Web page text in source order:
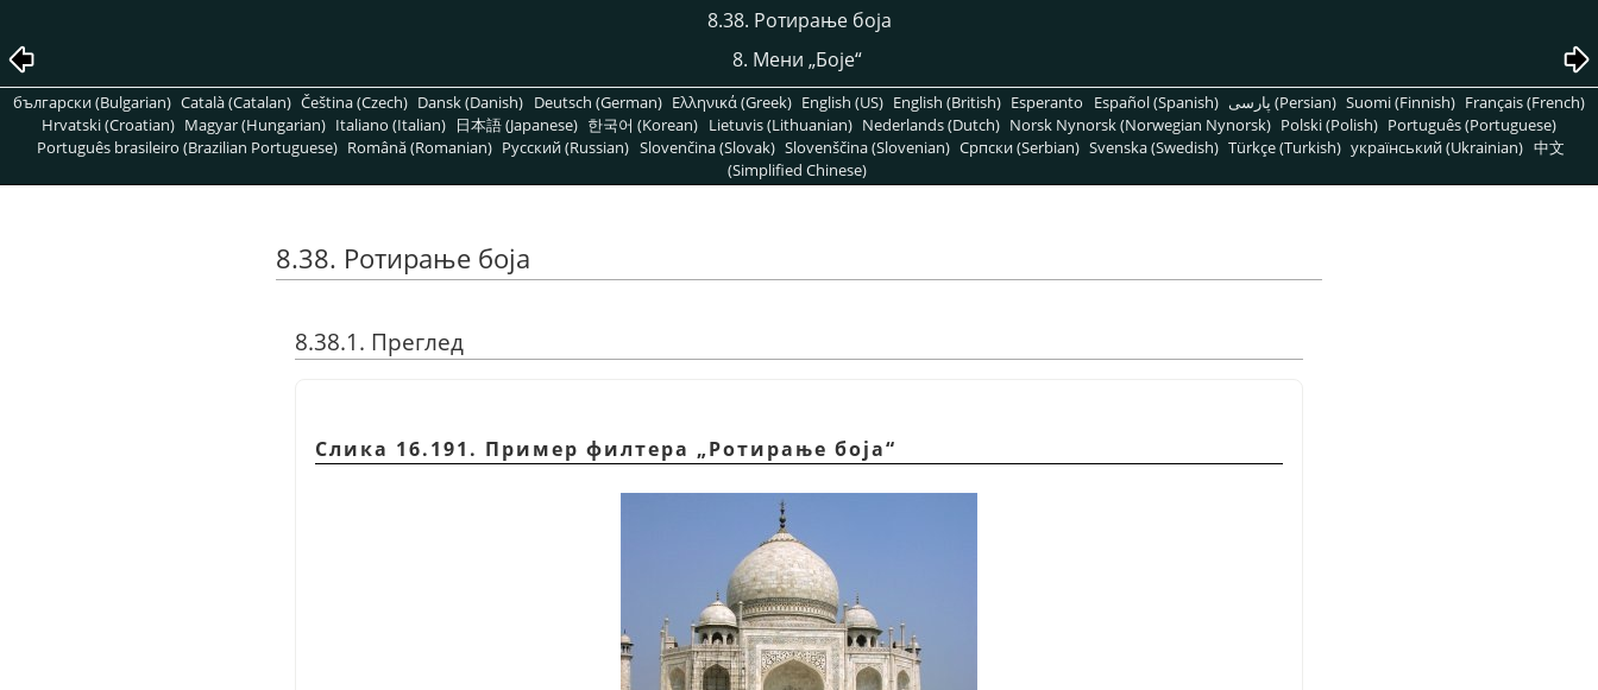
8.38. Ротирање боја
8. Мени „Боје“
български (Bulgarian) Català (Catalan) Čeština (Czech) Dansk (Danish) Deutsch (German) Ελληνικά (Greek) English (US) English (British) Esperanto Español (Spanish) پارسی (Persian) Suomi (Finnish) Français (French)
Hrvatski (Croatian) Magyar (Hungarian) Italiano (Italian) 日本語 (Japanese) 한국어 (Korean) Lietuvis (Lithuanian) Nederlands (Dutch) Norsk Nynorsk (Norwegian Nynorsk) Polski (Polish) Português (Portuguese)
Português brasileiro (Brazilian Portuguese) Română (Romanian) Pусский (Russian) Slovenčina (Slovak) Slovenščina (Slovenian) Српски (Serbian) Svenska (Swedish) Türkçe (Turkish) український (Ukrainian) 中文
(Simplified Chinese)
8.38. Ротирање боја
8.38.1. Преглед
Слика 16.191. Пример филтера „Ротирање боја“